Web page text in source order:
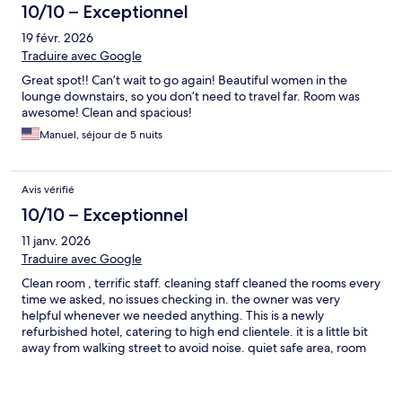
10/10 – Exceptionnel
19 févr. 2026
Traduire avec Google
Great spot!! Can’t wait to go again! Beautiful women in the
lounge downstairs, so you don’t need to travel far. Room was
awesome! Clean and spacious!
Manuel, séjour de 5 nuits
Avis vérifié
10/10 – Exceptionnel
11 janv. 2026
Traduire avec Google
Clean room , terrific staff. cleaning staff cleaned the rooms every
time we asked, no issues checking in. the owner was very
helpful whenever we needed anything. This is a newly
refurbished hotel, catering to high end clientele. it is a little bit
away from walking street to avoid noise. quiet safe area, room